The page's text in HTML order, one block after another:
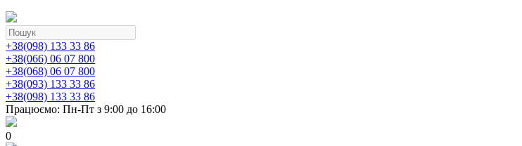
+38(098) 133 33 86
+38(066) 06 07 800
+38(068) 06 07 800
+38(093) 133 33 86
+38(098) 133 33 86
Працюємо: Пн-Пт з 9:00 до 16:00
0